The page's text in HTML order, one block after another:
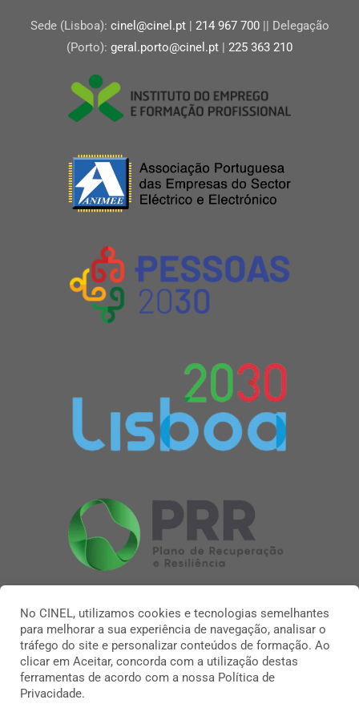
Sede (Lisboa): cinel@cinel.pt| 214 967 700|| Delegação
(Porto): geral.porto@cinel.pt | 225 363 210
No CINEL, utilizamos cookies e tecnologias semelhantes
para melhorar a sua experiência de navegação, analisar o
tráfego do site e personalizar conteúdos de formação. Ao
clicar em Aceitar, concorda com a utilização destas
ferramentas de acordo com a nossa Política de
Privacidade.